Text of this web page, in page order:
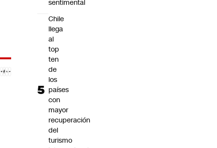
sentimental
Chile
llega
al
top
ten
de
los
países
con
mayor
recuperación
del
turismo